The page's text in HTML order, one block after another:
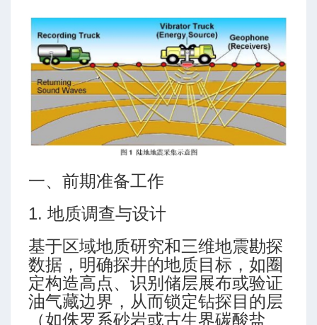
一、前期准备工作
1. 地质调查与设计
基于区域地质研究和三维地震勘探
数据，明确探井的地质目标，如圈
定构造高点、识别储层展布或验证
油气藏边界，从而锁定钻探目的层
（如侏罗系砂岩或古生界碳酸盐